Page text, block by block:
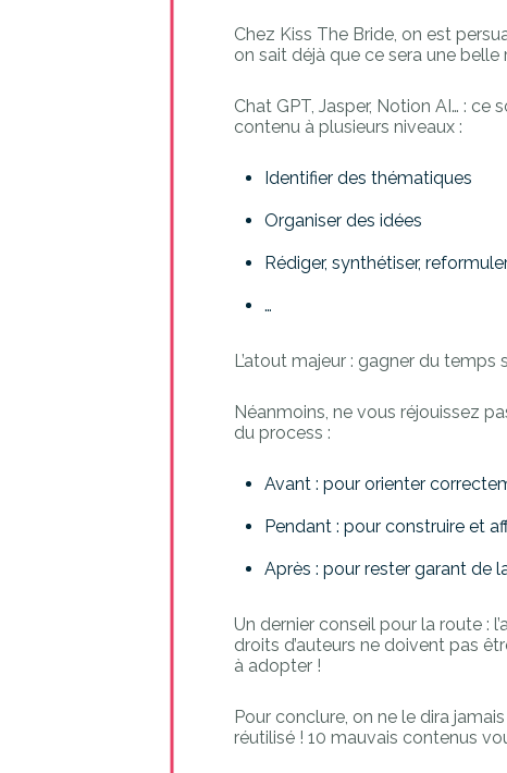
Chez Kiss The Bride, on est
on sait déjà que ce sera une belle
Chat GPT, Jasper, Notion AI… :
contenu à plusieurs niveaux :
Identifier des thématiques
Organiser des idées
Rédiger, synthétiser,
…
L’atout majeur : gagner du
Néanmoins, ne vous réjouissez
du process :
Avant : pour orienter
Pendant : pour construire et
Après : pour rester garant de
Un dernier conseil pour la route :
droits d’auteurs ne doivent pas
à adopter !
Pour conclure, on ne le dira
réutilisé ! 10 mauvais contenus